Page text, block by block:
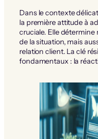
Dans le contexte
la première attitude à
cruciale. Elle détermine
de la situation, mais
relation client. La clé
fondamentaux : la